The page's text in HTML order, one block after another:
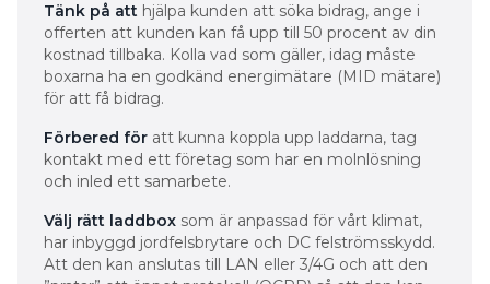
Tänk på att hjälpa kunden att söka bidrag, ange i
offerten att kunden kan få upp till 50 procent av din
kostnad tillbaka. Kolla vad som gäller, idag måste
boxarna ha en godkänd energimätare (MID mätare)
för att få bidrag.
Förbered för att kunna koppla upp laddarna, tag
kontakt med ett företag som har en molnlösning
och inled ett samarbete.
Välj rätt laddbox som är anpassad för vårt klimat,
har inbyggd jordfelsbrytare och DC felströmsskydd.
Att den kan anslutas till LAN eller 3/4G och att den